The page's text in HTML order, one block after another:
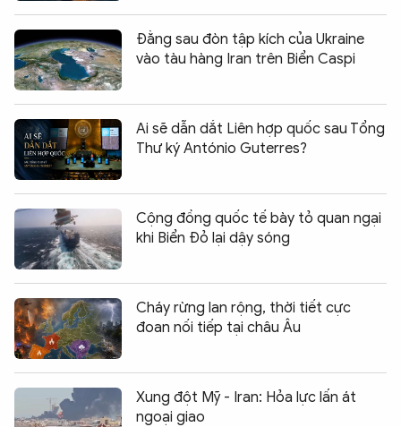
Đằng sau đòn tập kích của Ukraine
vào tàu hàng Iran trên Biển Caspi
Ai sẽ dẫn dắt Liên hợp quốc sau Tổng
Thư ký António Guterres?
Cộng đồng quốc tế bày tỏ quan ngại
khi Biển Đỏ lại dậy sóng
Cháy rừng lan rộng, thời tiết cực
đoan nối tiếp tại châu Âu
Xung đột Mỹ - Iran: Hỏa lực lấn át
ngoại giao